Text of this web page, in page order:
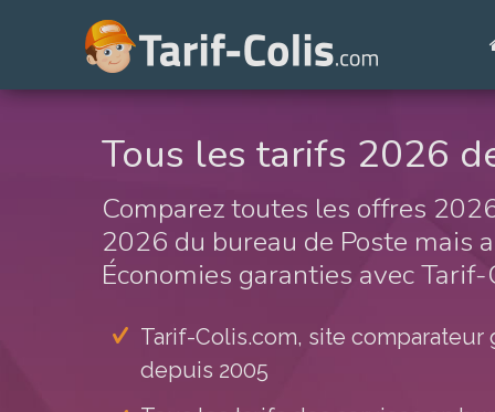
Tous les tarifs 2026
Comparez toutes les offres
2026 du bureau de Poste mais
Économies garanties avec Tarif-
Tarif-Colis.com, site
depuis 2005